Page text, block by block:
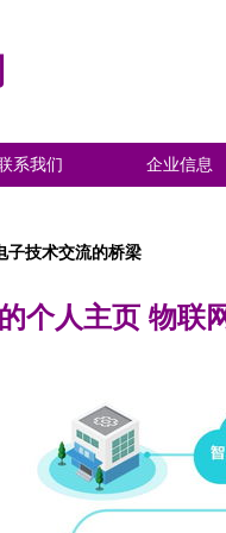
系我们 企业信息
子技术交流的桥梁
个人主页 物联